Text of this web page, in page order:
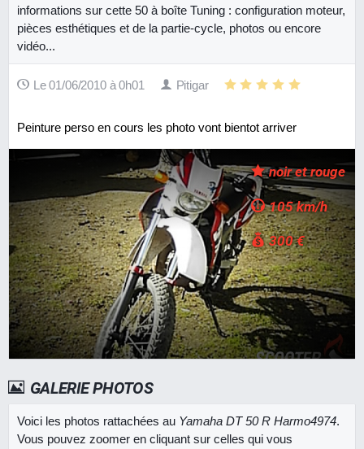
informations sur cette 50 à boîte Tuning : configuration moteur,
pièces esthétiques et de la partie-cycle, photos ou encore
vidéo...
Le 01/06/2010 à 0h01 Pitigar
Peinture perso en cours les photo vont bientot arriver
noir et rouge
105 km/h
300 €
GALERIE PHOTOS
Voici les photos rattachées au Yamaha DT 50 R Harmo4974.
Vous pouvez zoomer en cliquant sur celles qui vous